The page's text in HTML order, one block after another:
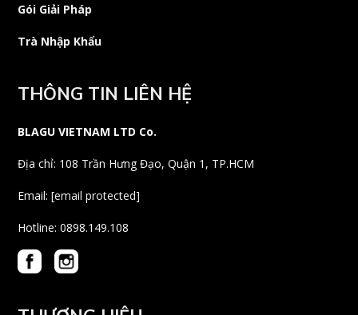
Gói Giải Pháp
Trà Nhập Khẩu
THÔNG TIN LIÊN HỆ
BLAGU VIETNAM LTD Co.
Địa chỉ: 108 Trần Hưng Đạo, Quận 1, TP.HCM
Email:[email protected]
Hotline: 0898.149.108